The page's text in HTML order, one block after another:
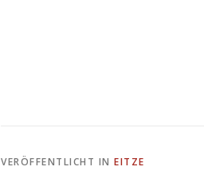
VERÖFFENTLICHT IN EITZE